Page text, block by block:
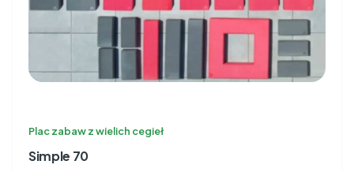
Plac zabaw z wielich cegieł
Simple 70